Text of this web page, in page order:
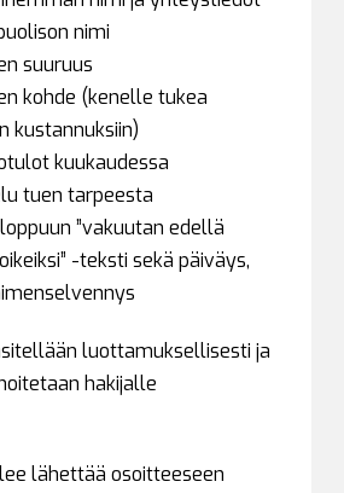
nimi
suuruus
kohde (kenelle tukea
kustannuksiin)
kuukaudessa
tuen tarpeesta
”vakuutan edellä
-teksti sekä päiväys,
luottamuksellisesti ja
hakijalle
lähettää osoitteeseen